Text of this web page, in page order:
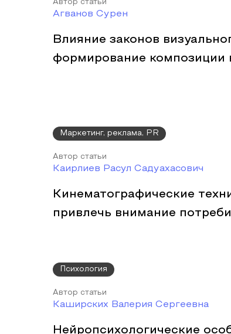
Автор статьи
Агванов Сурен
Влияние законов
формирование композиции
Маркетинг, реклама, PR
Автор статьи
Каирлиев Расул Садуахасович
Кинематографические
привлечь внимание
Психология
Автор статьи
Каширских Валерия Сергеевна
Нейропсихологические